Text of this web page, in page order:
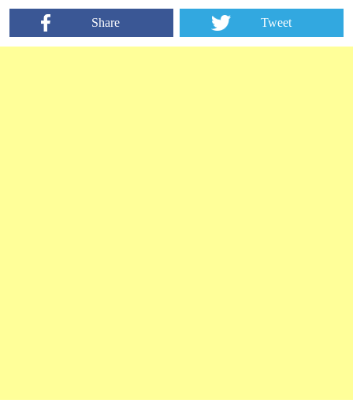
Share Tweet